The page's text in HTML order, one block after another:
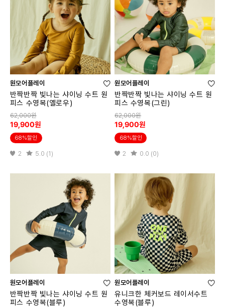
원모어플레이
반짝반짝 빛나는 샤이닝 수트 원
피스 수영복(옐로우)
62,000원
19,900원
68%할인
2 5.0 (1)
원모어플레이
반짝반짝 빛나는 샤이닝 수트 원
피스 수영복(그린)
62,000원
19,900원
68%할인
2 0.0 (0)
원모어플레이
반짝반짝 빛나는 샤이닝 수트 원
피스 수영복(블루)
원모어플레이
유니크한 체커보드 레이서수트
수영복(블루)